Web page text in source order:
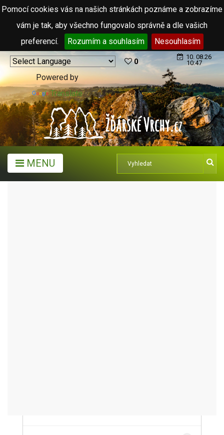
Pomocí cookies vás na našich stránkách poznáme a zobrazíme
vám je tak, aby všechno fungovalo správně a dle vašich
preferencí.
Rozumím a souhlasím Nesouhlasím
Powered by
Translate
0
10. 08.26
10:47
MENU